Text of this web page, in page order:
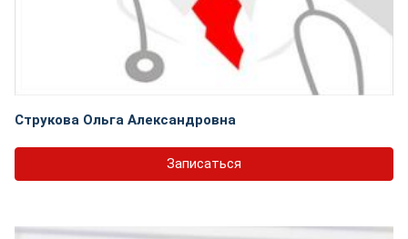
Струкова Ольга Александровна
Записаться